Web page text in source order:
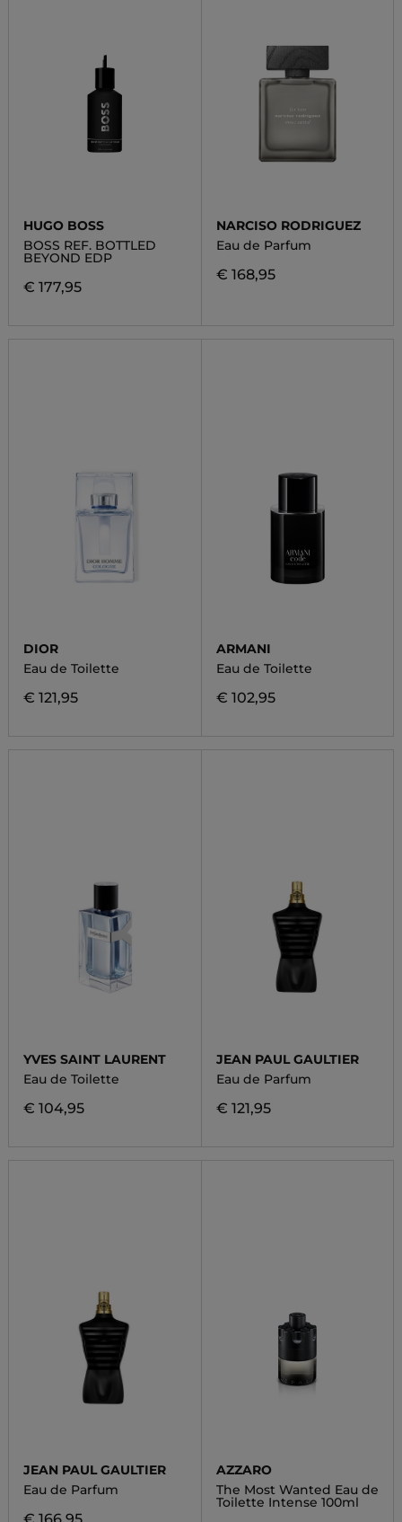
HUGO BOSS
BOSS REF. BOTTLED
BEYOND EDP
€ 177,95
NARCISO RODRIGUEZ
Eau de Parfum
€ 168,95
DIOR
Eau de Toilette
€ 121,95
ARMANI
Eau de Toilette
€ 102,95
YVES SAINT LAURENT
Eau de Toilette
€ 104,95
JEAN PAUL GAULTIER
Eau de Parfum
€ 121,95
JEAN PAUL GAULTIER
Eau de Parfum
AZZARO
The Most Wanted Eau de
Toilette Intense 100ml